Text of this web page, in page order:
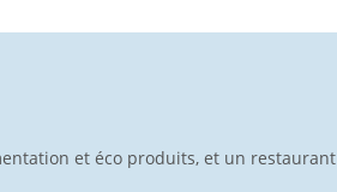
et éco produits, et un restaurant